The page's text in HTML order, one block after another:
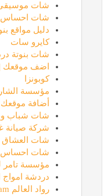
شات موسيقى
شات احساس
دليل مواقع
كايرو سات
شات بنوتة
اضف موقعك |
كوبونزا
مؤسسة
أضافة موقعك
شات شباب
شركة صيانة
شات
شات احساس
مؤسسة تامر
دردشة امواج
رواد العالم rowadel-3alam